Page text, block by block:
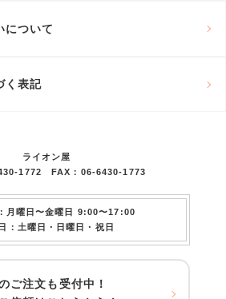
について
く表記
ライオン屋
1772 FAX：06-6430-1773
月曜日〜金曜日 9:00〜17:00
：土曜日・日曜日・祝日
ご注文も受付中！